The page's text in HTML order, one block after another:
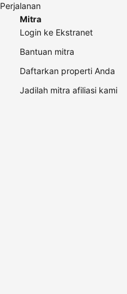
Perjalanan
Mitra
Login ke Ekstranet
Bantuan mitra
Daftarkan properti Anda
Jadilah mitra afiliasi kami